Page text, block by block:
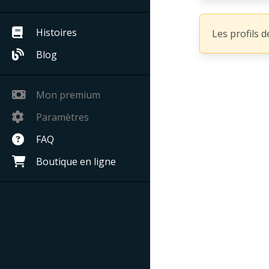
Histoires
Blog
Mon premium
Paramètres
FAQ
Boutique en ligne
Les profils